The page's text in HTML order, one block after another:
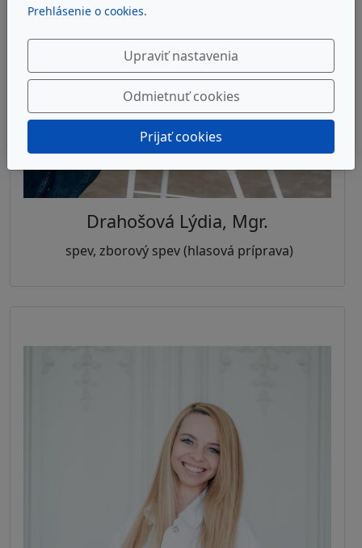
Drahošová Lýdia, Mgr.
spev, zborový spev (hlasová príprava)
Prehlásenie o cookies.
Upraviť nastavenia
Odmietnuť cookies
Prijať cookies